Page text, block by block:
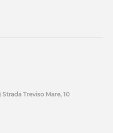
Treviso Mare, 10